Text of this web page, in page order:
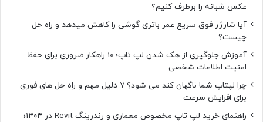
عکس شبانه را برطرف کنیم؟
آیا شارژر فوق سریع عمر باتری گوشی را کاهش میدهد و راه حل
چیست؟
آموزش جلوگیری از هک شدن لپ تاپ؛ 10 راهکار ضروری برای حفظ
امنیت اطلاعات شخصی
چرا لپتاپ شما ناگهان کند می شود؟ ۷ دلیل مهم و راه حل های فوری
برای افزایش سرعت
راهنمای خرید لپ تاپ مخصوص معماری و رندرینگ Revit در ۱۴۰۴؛